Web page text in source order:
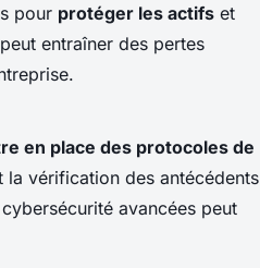
pour protéger les actifs et
entraîner des pertes
en place des protocoles de
vérification des antécédents
avancées peut